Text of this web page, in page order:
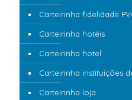
Carteirinha fidelidade
Carteirinha hotéis
Carteirinha hotel
Carteirinha instituições
Carteirinha loja